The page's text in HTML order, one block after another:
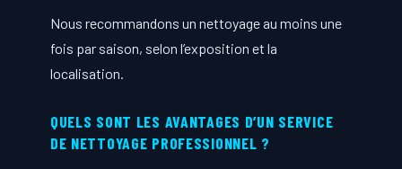
Nous recommandons un nettoyage au moins une
fois par saison, selon l’exposition et la
localisation.
QUELS SONT LES AVANTAGES D’UN SERVICE
DE NETTOYAGE PROFESSIONNEL ?